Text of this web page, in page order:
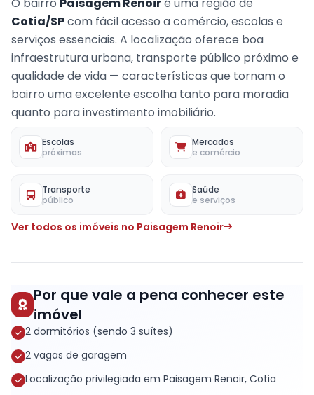
Cotia/SPcom fácil acesso a comércio, escolas e
serviços essenciais. A localização oferece boa
infraestrutura urbana, transporte público próximo e
qualidade de vida — características que tornam o
bairro uma excelente escolha tanto para moradia
quanto para investimento imobiliário.
Escolas
próximas
Mercados
e comércio
Transporte
público
Saúde
e serviços
Ver todos os imóveis no Paisagem Renoir
Por que vale a pena conhecer este
imóvel
2 dormitórios (sendo 3 suítes)
2 vagas de garagem
Localização privilegiada em Paisagem Renoir, Cotia